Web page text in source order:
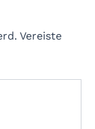
Vereiste